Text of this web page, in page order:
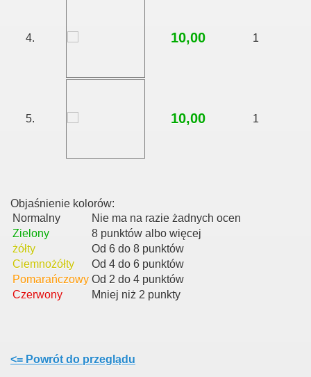
4. 10,00 1
5. 10,00 1
Objaśnienie kolorów:
Normalny
Nie ma na razie żadnych ocen
Zielony
8 punktów albo więcej
żółty
Od 6 do 8 punktów
Ciemnożółty
Od 4 do 6 punktów
Pomarańczowy Od 2 do 4 punktów
Czerwony
Mniej niż 2 punkty
<= Powrót do przeglądu